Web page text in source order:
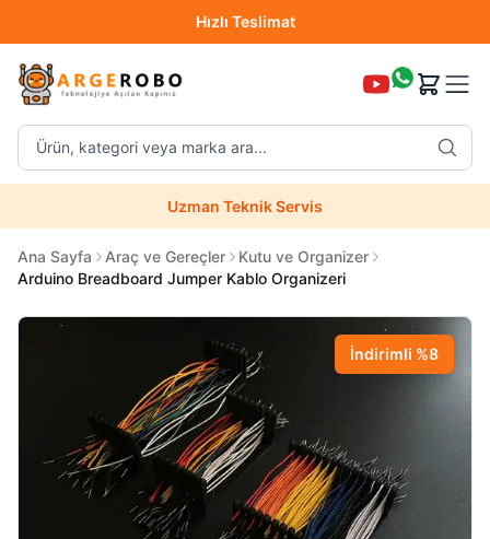
Hızlı Teslimat
Ürün, kategori veya marka ara...
Uzman Teknik Servis
Ana Sayfa Araç ve Gereçler
Kutu ve Organizer
Arduino Breadboard Jumper Kablo Organizeri
İndirimli %8